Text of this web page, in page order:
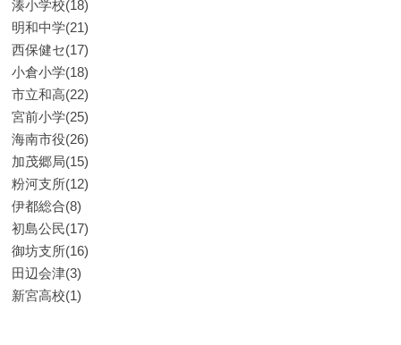
湊小学校(18)
明和中学(21)
西保健セ(17)
小倉小学(18)
市立和高(22)
宮前小学(25)
海南市役(26)
加茂郷局(15)
粉河支所(12)
伊都総合(8)
初島公民(17)
御坊支所(16)
田辺会津(3)
新宮高校(1)